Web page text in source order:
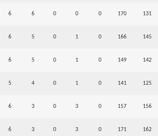
6 6 0 0 0 170 131
6 5 0 1 0 166 145
6 5 0 1 0 149 142
5 4 0 1 0 141 125
6 3 0 3 0 157 156
6 3 0 3 0 171 162